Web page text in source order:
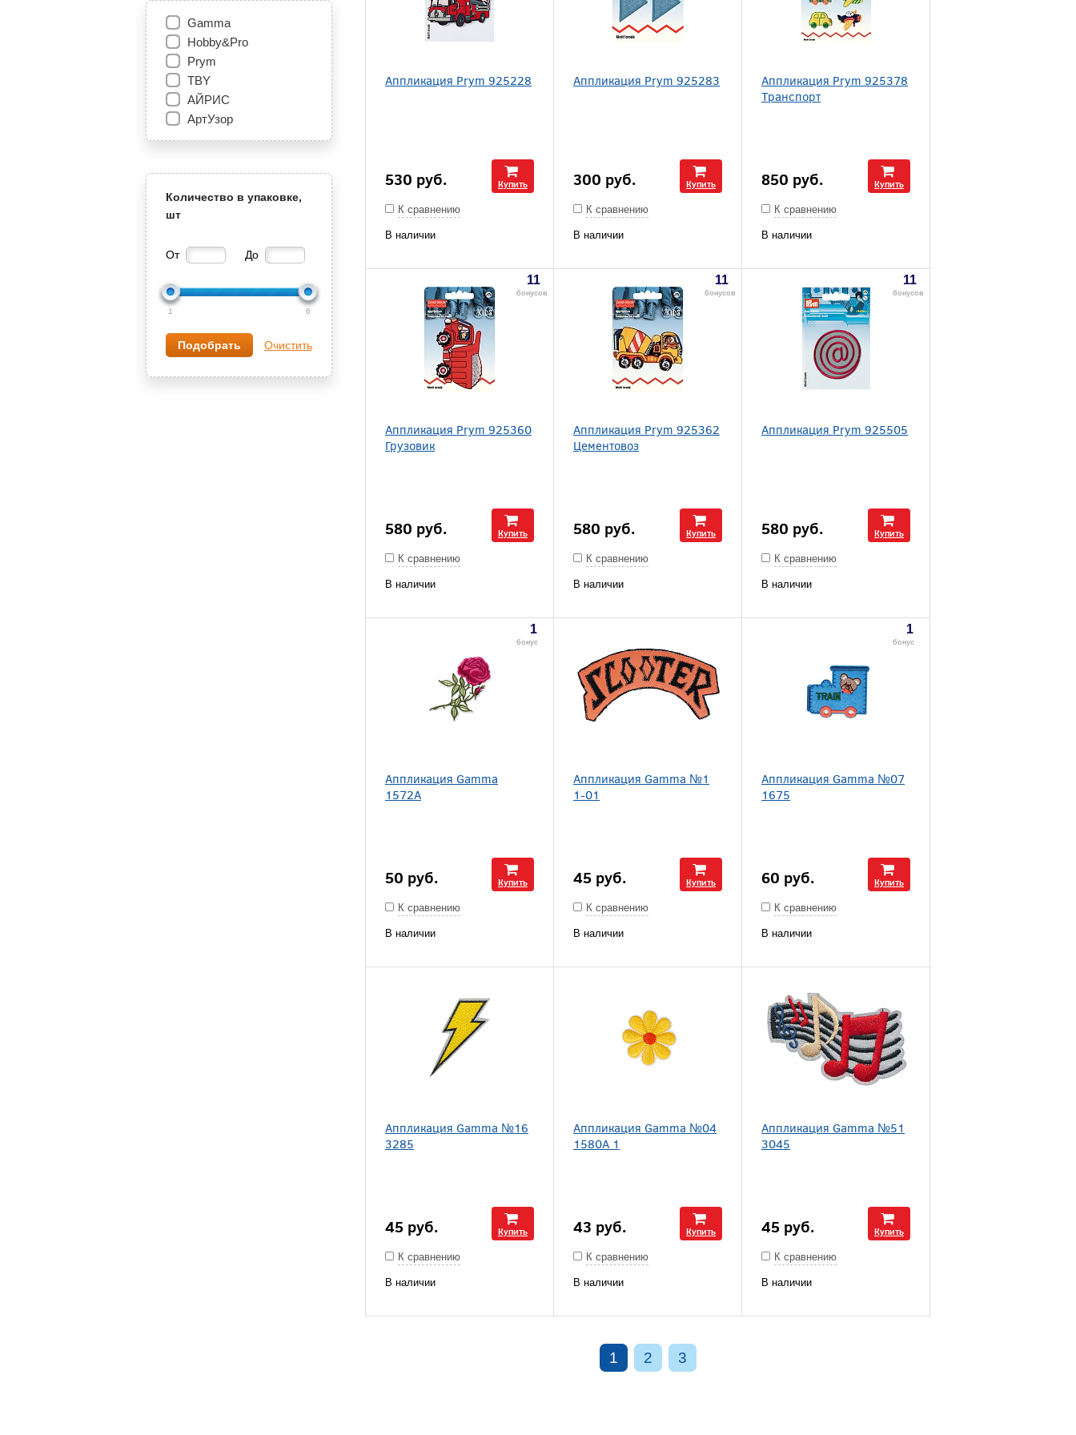
Gamma
Hobby&Pro
Prym
TBY
АЙРИС
АртУзор
Количество в упаковке,
шт
От До
1 6
Очистить
Аппликация Prym 925228
530 руб. Купить
К сравнению
В наличии
Аппликация Prym 925283
300 руб. Купить
К сравнению
В наличии
Аппликация Prym 925378
Транспорт
850 руб. Купить
К сравнению
В наличии
11
бонусов
Аппликация Prym 925360
Грузовик
580 руб. Купить
К сравнению
В наличии
11
бонусов
Аппликация Prym 925362
Цементовоз
580 руб. Купить
К сравнению
В наличии
11
бонусов
Аппликация Prym 925505
580 руб. Купить
К сравнению
В наличии
1
бонус
Аппликация Gamma
1572A
50 руб. Купить
К сравнению
В наличии
Аппликация Gamma №1
1-01
45 руб. Купить
К сравнению
В наличии
1
бонус
Аппликация Gamma №07
1675
60 руб. Купить
К сравнению
В наличии
Аппликация Gamma №16
3285
45 руб. Купить
К сравнению
В наличии
Аппликация Gamma №04
1580A 1
43 руб. Купить
К сравнению
В наличии
Аппликация Gamma №51
3045
45 руб. Купить
К сравнению
В наличии
1 2 3